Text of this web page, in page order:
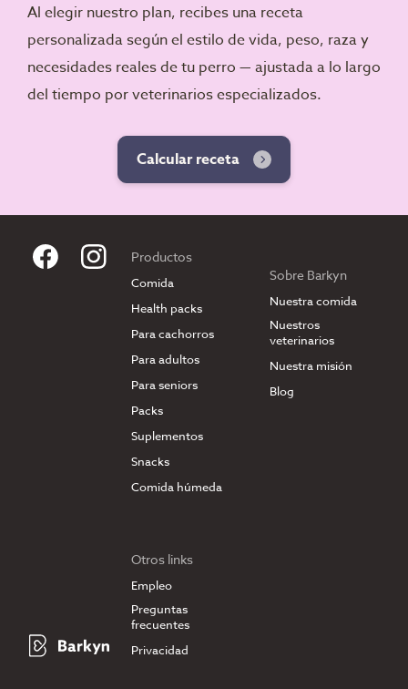
Al elegir nuestro plan, recibes una receta
personalizada según el estilo de vida, peso, raza y
necesidades reales de tu perro — ajustada a lo largo
del tiempo por veterinarios especializados.
Calcular receta
Productos
Comida
Health packs
Para cachorros
Para adultos
Para seniors
Packs
Suplementos
Snacks
Comida húmeda
Sobre Barkyn
Nuestra comida
Nuestros
veterinarios
Nuestra misión
Blog
Otros links
Empleo
Preguntas
frecuentes
Privacidad